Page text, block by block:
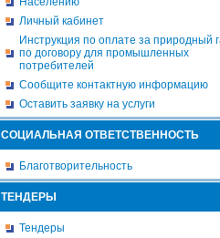
Личный кабинет
Инструкция по оплате за природный
по договору для промышленных
потребителей
Сообщите контактную информацию
Оставить заявку на услуги
СОЦИАЛЬНАЯ ОТВЕТСТВЕННОСТЬ
Благотворительность
ТЕНДЕРЫ
Тендеры